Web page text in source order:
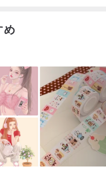
ございます。
丁寧な梱包を行っておりま
気軽にカスタマーサービスま
め